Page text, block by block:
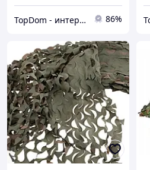
TopDom - интернет магазин топовых товаров для дома и офиса 86%